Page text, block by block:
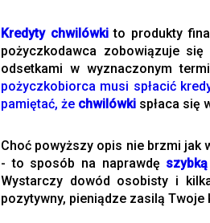
Kredyty chwilówkito produkty
pożyczkodawca zobowiązuje
odsetkami w wyznaczonym
pożyczkobiorca musi spłacić
pamiętać, że chwilówki spłaca się
Choć powyższy opis nie brzmi jak
- to sposób na naprawdę
Wystarczy dowód osobisty i
pozytywny, pieniądze zasilą